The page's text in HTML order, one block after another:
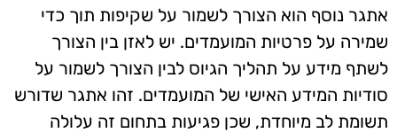
אתגר נוסף הוא הצורך לשמור על שקיפות תוך כדי
שמירה על פרטיות המועמדים. יש לאזן בין הצורך
לשתף מידע על תהליך הגיוס לבין הצורך לשמור על
סודיות המידע האישי של המועמדים. זהו אתגר שדורש
תשומת לב מיוחדת, שכן פגיעות בתחום זה עלולה